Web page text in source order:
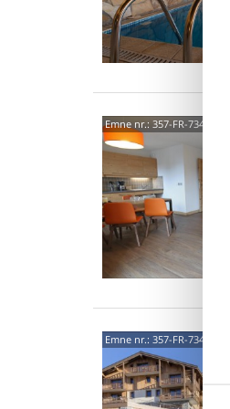
Emne nr.: 357-FR-73440-433
Emne nr.: 357-FR-73440-432